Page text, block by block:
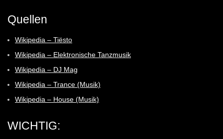
Quellen
Wikipedia – Tiësto
Wikipedia – Elektronische Tanzmusik
Wikipedia – DJ Mag
Wikipedia – Trance (Musik)
Wikipedia – House (Musik)
WICHTIG: